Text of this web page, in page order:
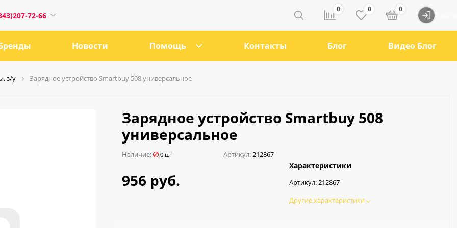
72-66
0 0 0
Новости Помощь Контакты Блог Видео Блог
з/у Зарядное устройство Smartbuy 508 универсальное
Зарядное устройство Smartbuy 508
универсальное
Наличие: 0 шт Артикул:212867
956 руб.
Характеристики
Артикул:212867
Другие характеристики